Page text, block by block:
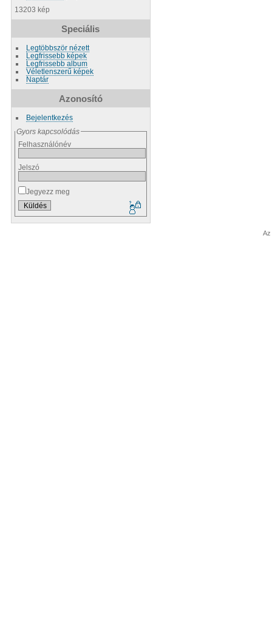
13203 kép
Speciális
Legtöbbször nézett
Legfrissebb képek
Legfrissebb album
Véletlenszerű képek
Naptár
Azonosító
Bejelentkezés
Gyors kapcsolódás
Felhasználónév
Jelszó
Jegyezz meg
Az